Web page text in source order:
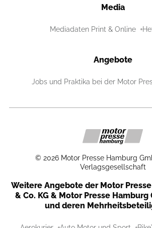
Media
Mediadaten Print & Online
Angebote
Jobs und Praktika bei der Motor
© 2026 Motor Presse Hamburg
Verlagsgesellschaft
Weitere Angebote der Motor
& Co. KG & Motor Presse Hamburg
und deren